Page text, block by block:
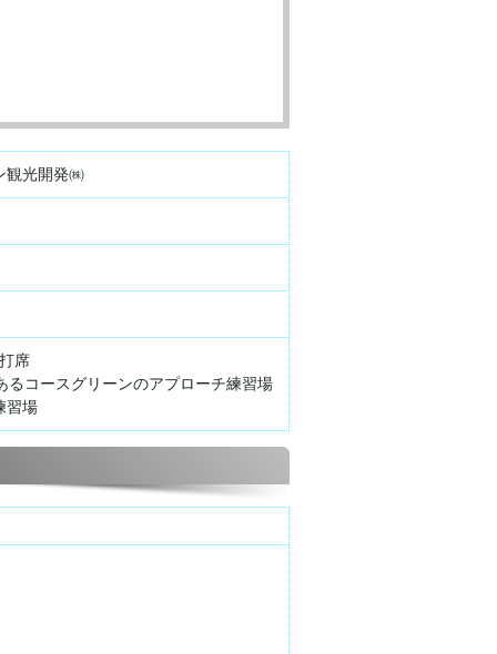
観光開発㈱
席
るコースグリーンのアプローチ練習場
習場